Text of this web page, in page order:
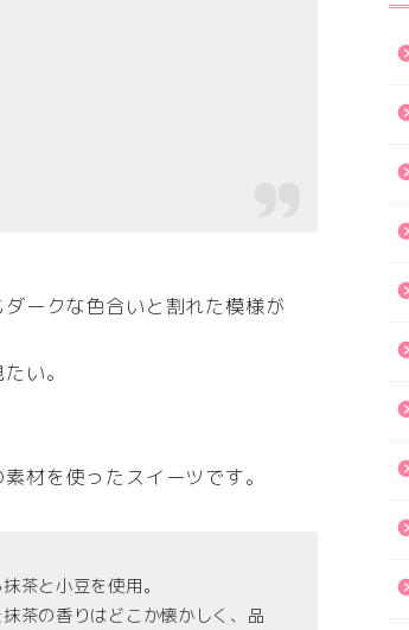
ークな色合いと割れた模様が
い。
材を使ったスイーツです。
茶と小豆を使用。
茶の香りはどこか懐かしく、品